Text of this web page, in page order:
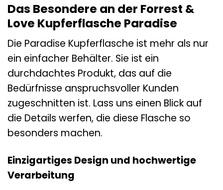
Das Besondere an der Forrest &
Love Kupferflasche Paradise
Die Paradise Kupferflasche ist mehr als nur
ein einfacher Behälter. Sie ist ein
durchdachtes Produkt, das auf die
Bedürfnisse anspruchsvoller Kunden
zugeschnitten ist. Lass uns einen Blick auf
die Details werfen, die diese Flasche so
besonders machen.
Einzigartiges Design und hochwertige
Verarbeitung